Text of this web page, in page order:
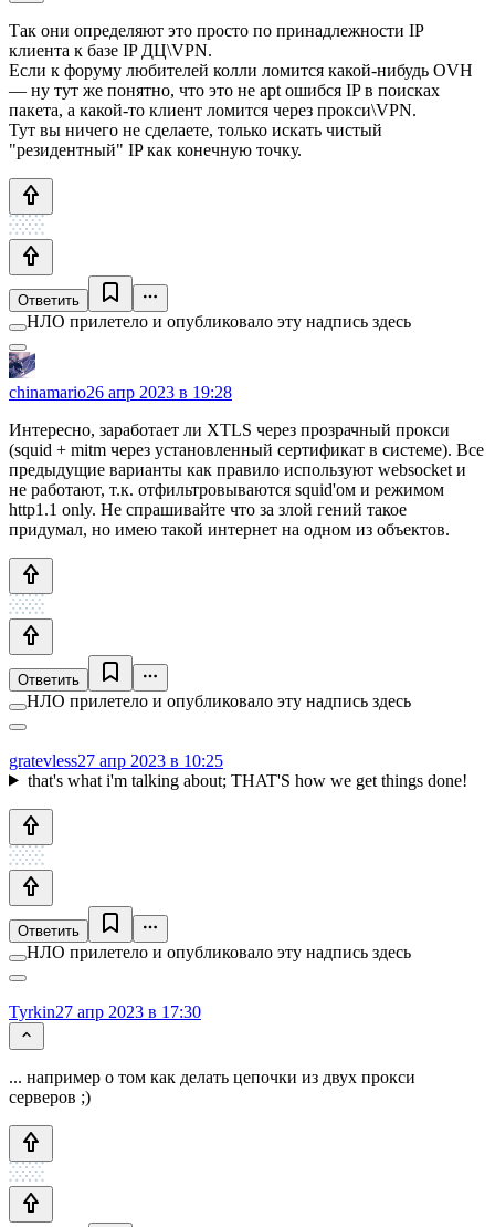
Так они определяют это просто по принадлежности IP
клиента к базе IP ДЦ\VPN.
Если к форуму любителей колли ломится какой-нибудь OVH
— ну тут же понятно, что это не apt ошибся IP в поисках
пакета, а какой-то клиент ломится через прокси\VPN.
Тут вы ничего не сделаете, только искать чистый
"резидентный" IP как конечную точку.
Ответить
НЛО прилетело и опубликовало эту надпись здесь
chinamario26 апр 2023 в 19:28
Интересно, заработает ли XTLS через прозрачный прокси
(squid + mitm через установленный сертификат в системе). Все
предыдущие варианты как правило используют websocket и
не работают, т.к. отфильтровываются squid'ом и режимом
http1.1 only. Не спрашивайте что за злой гений такое
придумал, но имею такой интернет на одном из объектов.
Ответить
НЛО прилетело и опубликовало эту надпись здесь
gratevless27 апр 2023 в 10:25
that's what i'm talking about; THAT'S how we get things done!
Ответить
НЛО прилетело и опубликовало эту надпись здесь
Tyrkin27 апр 2023 в 17:30
... например о том как делать цепочки из двух прокси
серверов ;)